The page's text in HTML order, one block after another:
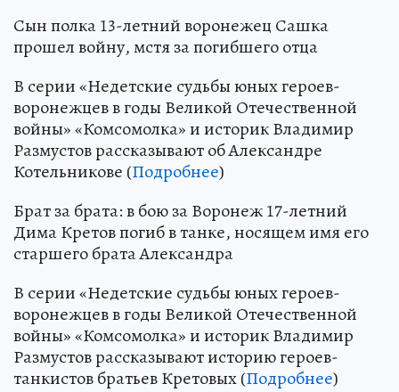
Сын полка 13-летний воронежец Сашка
прошел войну, мстя за погибшего отца
В серии «Недетские судьбы юных героев-
воронежцев в годы Великой Отечественной
войны» «Комсомолка» и историк Владимир
Размустов рассказывают об Александре
Котельникове (Подробнее)
Брат за брата: в бою за Воронеж 17-летний
Дима Кретов погиб в танке, носящем имя его
старшего брата Александра
В серии «Недетские судьбы юных героев-
воронежцев в годы Великой Отечественной
войны» «Комсомолка» и историк Владимир
Размустов рассказывают историю героев-
танкистов братьев Кретовых (Подробнее)